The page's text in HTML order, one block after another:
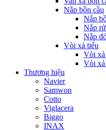
Nắp bồn cầu
Nắp
Nắp
Nắp
Vòi xả tiểu
Vòi
Vòi xả
Thương hiệu
Navier
Samwon
Cotto
Viglacera
Biggo
INAX